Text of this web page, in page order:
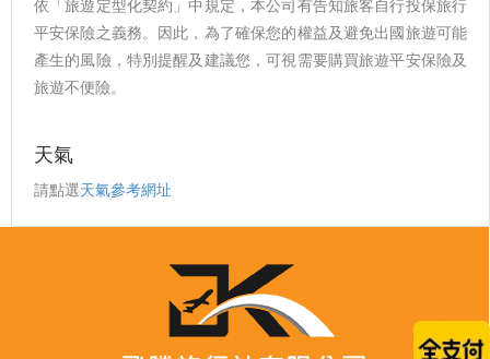
依「旅遊定型化契約」中規定，本公司有告知旅客自行投保旅行
平安保險之義務。因此，為了確保您的權益及避免出國旅遊可能
產生的風險，特別提醒及建議您，可視需要購買旅遊平安保險及
旅遊不便險。
天氣
請點選天氣參考網址